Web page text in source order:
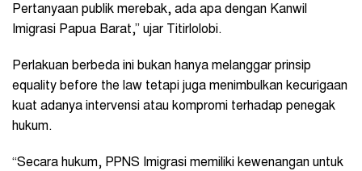
Pertanyaan publik merebak, ada apa dengan Kanwil
Imigrasi Papua Barat,” ujar Titirlolobi.
Perlakuan berbeda ini bukan hanya melanggar prinsip
equality before the law tetapi juga menimbulkan kecurigaan
kuat adanya intervensi atau kompromi terhadap penegak
hukum.
“Secara hukum, PPNS Imigrasi memiliki kewenangan untuk